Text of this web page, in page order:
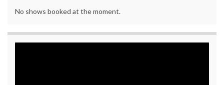
No shows booked at the moment.